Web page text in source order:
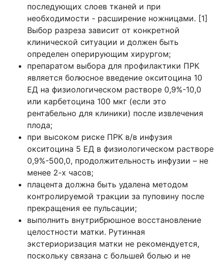
последующих слоев тканей и при
необходимости - расширение ножницами. [1]
Выбор разреза зависит от конкретной
клинической ситуации и должен быть
определен оперирующим хирургом;
препаратом выбора для профилактики ПРК
является болюсное введение окситоцина 10
ЕД на физиологическом растворе 0,9%-10,0
или карбетоцина 100 мкг (если это
рентабельно для клиники) после извлечения
плода;
при высоком риске ПРК в/в инфузия
окситоцина 5 ЕД в физиологическом растворе
0,9%-500,0, продолжительность инфузии – не
менее 2-х часов;
плацента должна быть удалена методом
контролируемой тракции за пуповину после
прекращения ее пульсации;
выполнить внутрибрюшное восстановление
целостности матки. Рутинная
экстериоризация матки не рекомендуется,
поскольку связана с большей болью и не